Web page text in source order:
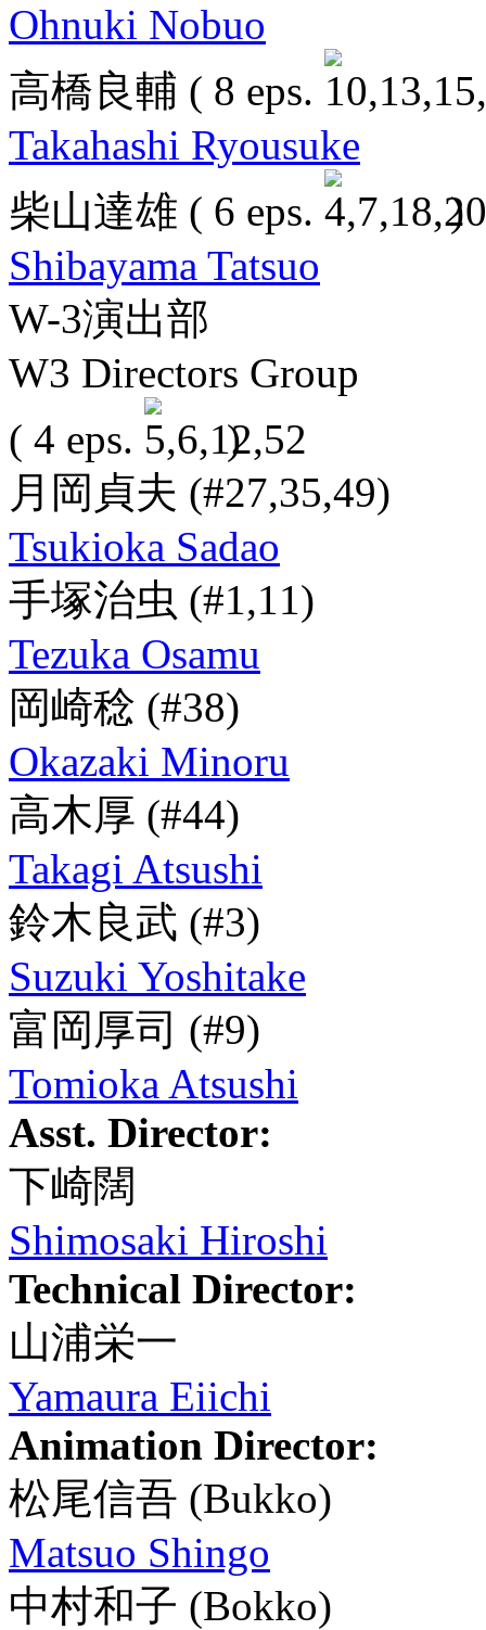
Ohnuki Nobuo
高橋良輔 ( 8 eps.
Takahashi Ryousuke
柴山達雄 ( 6 eps.
)
Shibayama Tatsuo
W-3演出部
W3 Directors Group
( 4 eps.
)
月岡貞夫 (#27,35,49)
Tsukioka Sadao
手塚治虫 (#1,11)
Tezuka Osamu
岡崎稔 (#38)
Okazaki Minoru
高木厚 (#44)
Takagi Atsushi
鈴木良武 (#3)
Suzuki Yoshitake
富岡厚司 (#9)
Tomioka Atsushi
Asst. Director:
下崎闊
Shimosaki Hiroshi
Technical Director:
山浦栄一
Yamaura Eiichi
Animation Director:
松尾信吾 (Bukko)
Matsuo Shingo
中村和子 (Bokko)